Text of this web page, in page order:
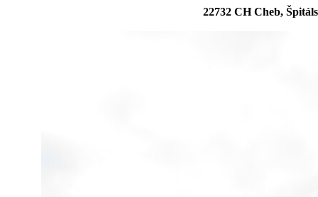
22732 CH Cheb,